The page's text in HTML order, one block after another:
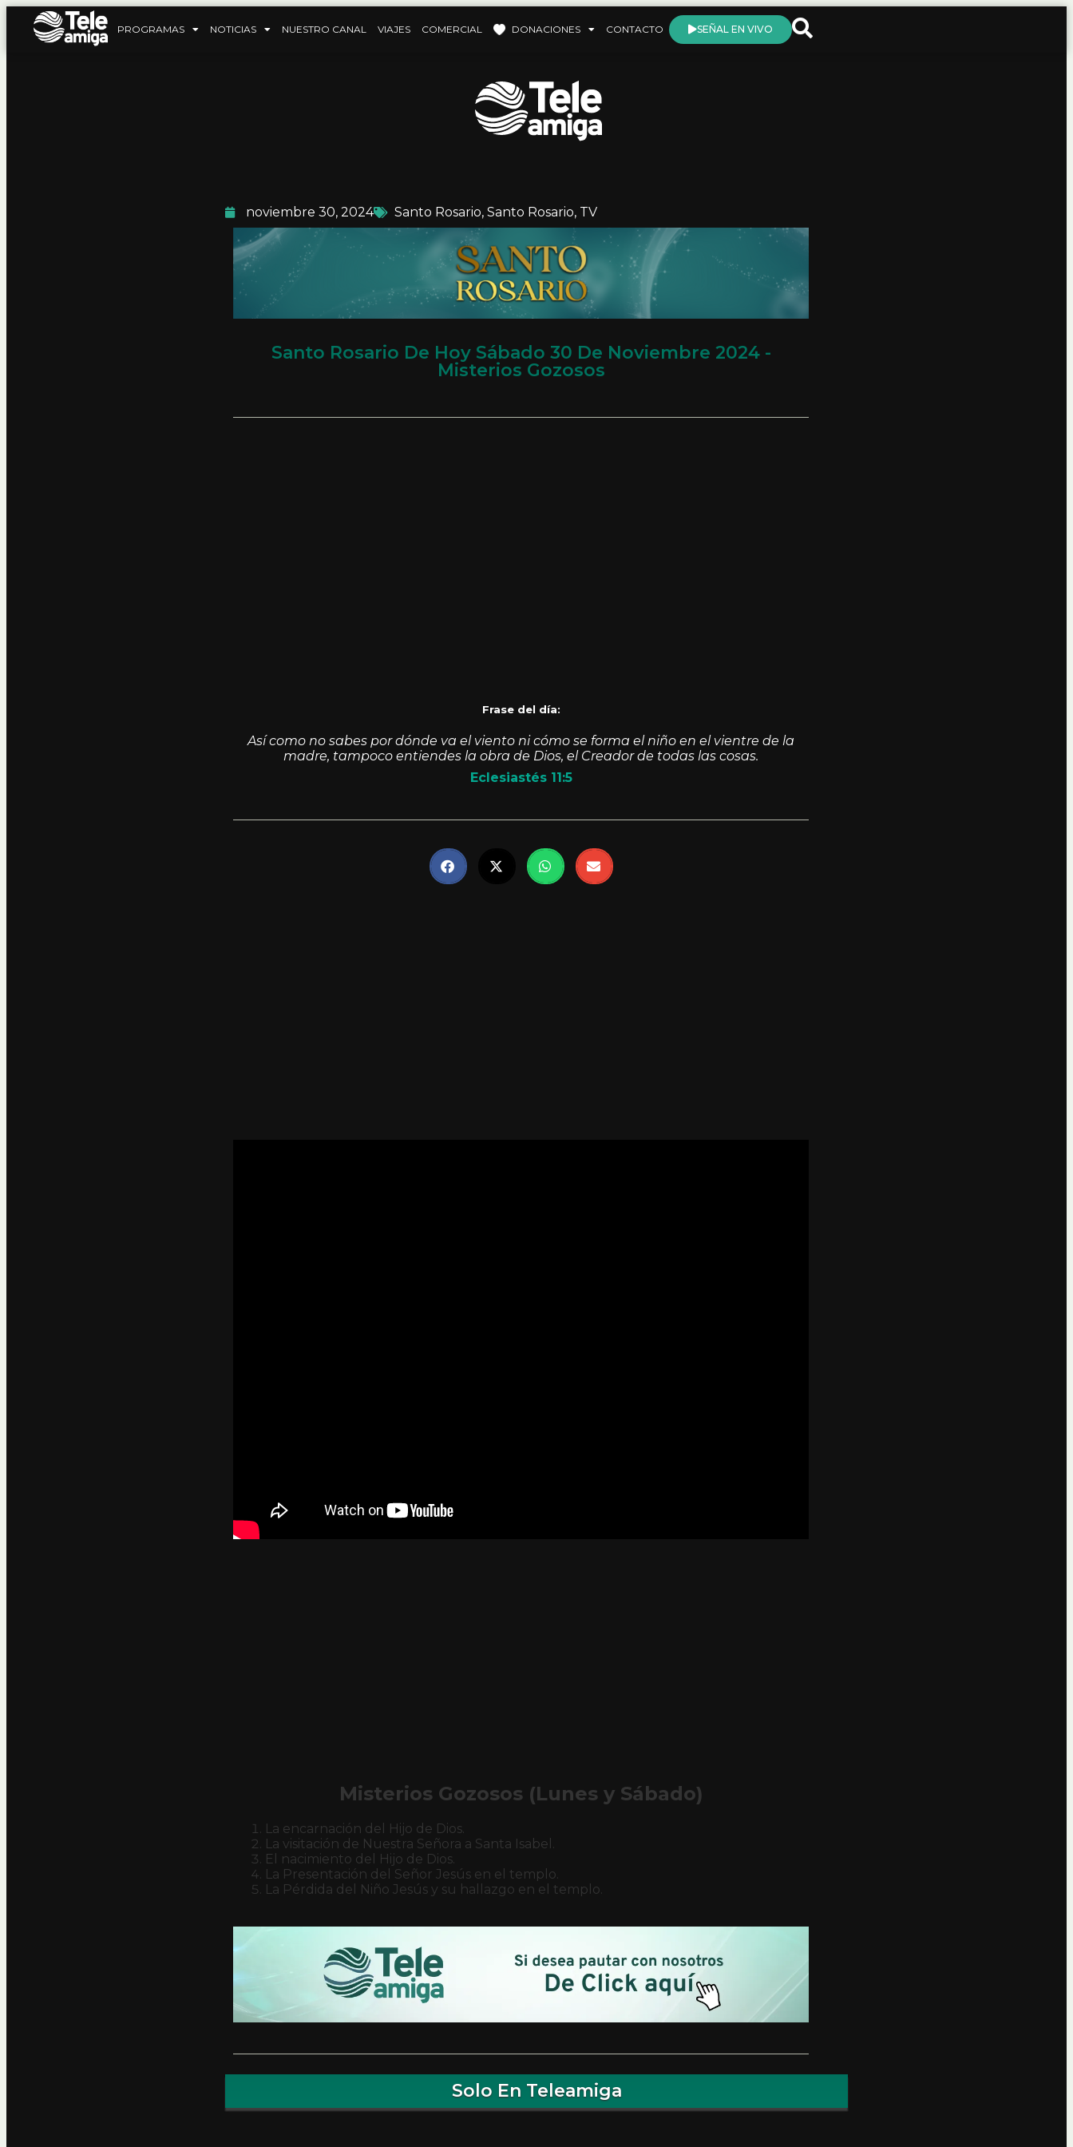
PROGRAMAS NOTICIAS NUESTRO CANAL VIAJES COMERCIAL DONACIONES CONTACTO SEÑAL EN VIVO
noviembre 30, 2024 Santo Rosario, Santo Rosario, TV
Santo Rosario De Hoy Sábado 30 De Noviembre 2024 -
Misterios Gozosos
Frase del día:
Así como no sabes por dónde va el viento ni cómo se forma el niño en el vientre de la
madre, tampoco entiendes la obra de Dios, el Creador de todas las cosas.
Eclesiastés 11:5
Misterios Gozosos (Lunes y Sábado)
La encarnación del Hijo de Dios.
La visitación de Nuestra Señora a Santa Isabel.
El nacimiento del Hijo de Dios.
La Presentación del Señor Jesús en el templo.
La Pérdida del Niño Jesús y su hallazgo en el templo.
Solo En Teleamiga